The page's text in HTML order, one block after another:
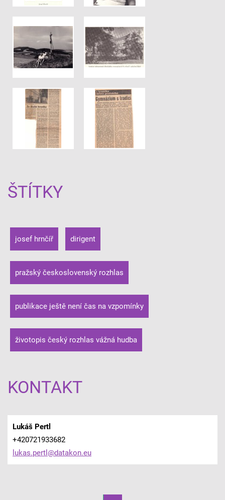
ŠTÍTKY
josef hrnčíř dirigent
pražský československý rozhlas
publikace ještě není čas na vzpomínky
životopis český rozhlas vážná hudba
KONTAKT
Lukáš Pertl
+420721933682
lukas.pertl@datakon.eu